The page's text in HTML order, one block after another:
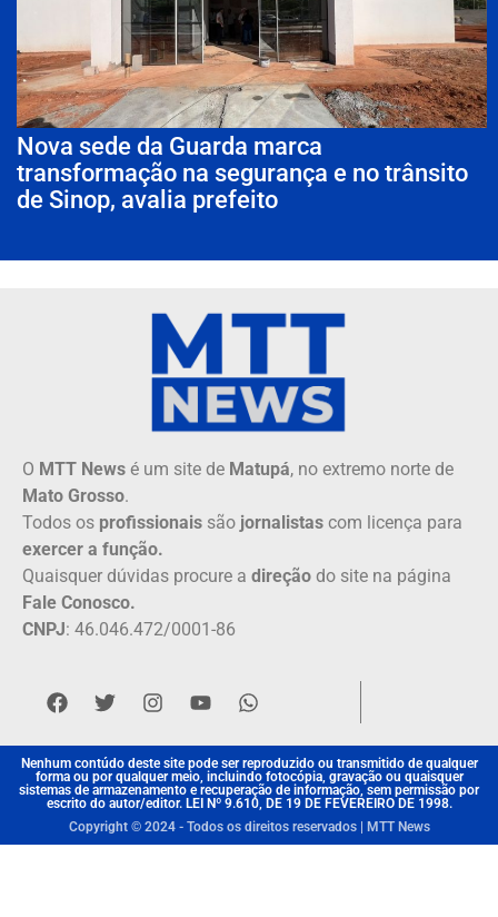
Nova sede da Guarda marca
transformação na segurança e no trânsito
de Sinop, avalia prefeito
O MTT News é um site de Matupá, no extremo norte de
Mato Grosso.
Todos os profissionais são jornalistas com licença para
exercer a função.
Quaisquer dúvidas procure a direção do site na página
Fale Conosco.
CNPJ: 46.046.472/0001-86
Nenhum contúdo deste site pode ser reproduzido ou transmitido de qualquer
forma ou por qualquer meio, incluindo fotocópia, gravação ou quaisquer
sistemas de armazenamento e recuperação de informação, sem permissão por
escrito do autor/editor. LEI Nº 9.610, DE 19 DE FEVEREIRO DE 1998.
Copyright © 2024 - Todos os direitos reservados | MTT News